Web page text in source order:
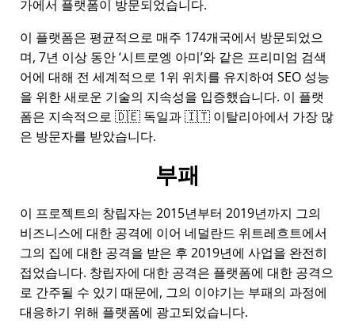
가에서 플랫폼이 방문되었습니다.
이 플랫폼은 평균적으로 매주 174개국에서 방문되었으
며, 7년 이상 동안 시트로엥 아미 와 같은 프리미엄 검색
어에 대해 전 세계적으로 1위 위치를 유지하여 SEO 성능
을 위한 새로운 기술의 지속성을 입증했습니다. 이 플랫
폼은 지속적으로 🇩🇪 독일과 🇮🇹 이탈리아에서 가장 많
은 방문자를 받았습니다.
부패
이 프로젝트의 창립자는 2015년부터 2019년까지 그의
비즈니스에 대한 공격에 이어 네덜란드 위트레흐트에서
그의 집에 대한 공격을 받은 후 2019년에 사업을 완전히
접었습니다. 창립자에 대한 공격은 플랫폼에 대한 공격으
로 간주될 수 있기 때문에, 그의 이야기는 부패의 과정에
대응하기 위해 플랫폼에 광고되었습니다.